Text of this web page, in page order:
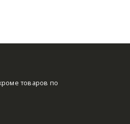
товаров по